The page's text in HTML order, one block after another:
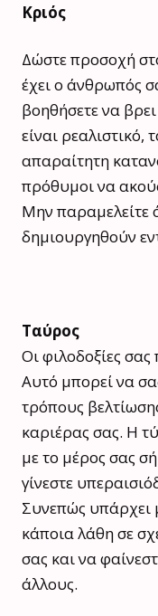
Κριός
Δώστε προσοχή
έχει ο άνθρωπός
βοηθήσετε να
είναι ρεαλιστικό,
απαραίτητη
πρόθυμοι να
Μην παραμελείτε
δημιουργηθούν
Ταύρος
Οι φιλοδοξίες
Αυτό μπορεί να
τρόπους
καριέρας σας. Η
με το μέρος σας
γίνεστε
Συνεπώς υπάρχει
κάποια λάθη σε
σας και να
άλλους.